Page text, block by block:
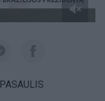
PASAULIS